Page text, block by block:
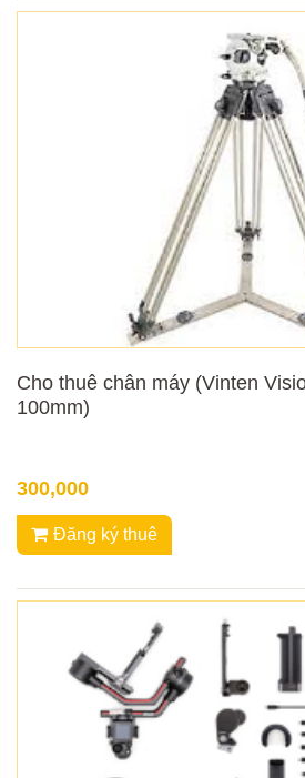
Cho thuê chân máy (Vinten
100mm)
300,000
Đăng ký thuê